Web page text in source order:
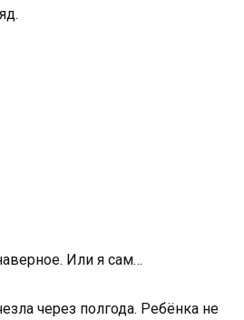
Или я сам…
через полгода. Ребёнка не